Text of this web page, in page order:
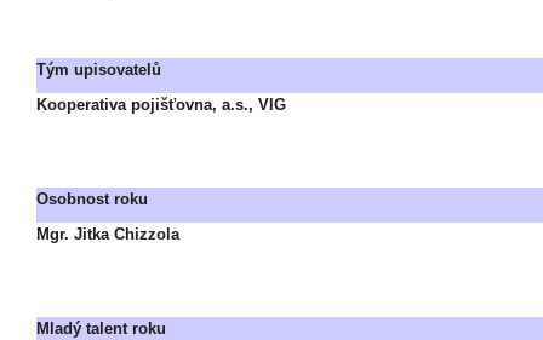
Tým upisovatelů
Kooperativa pojišťovna, a.s., VIG
Osobnost roku
Mgr. Jitka Chizzola
Mladý talent roku